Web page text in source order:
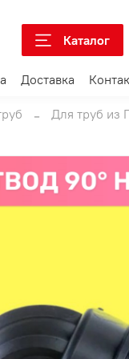
Каталог
Доставка
Для труб из